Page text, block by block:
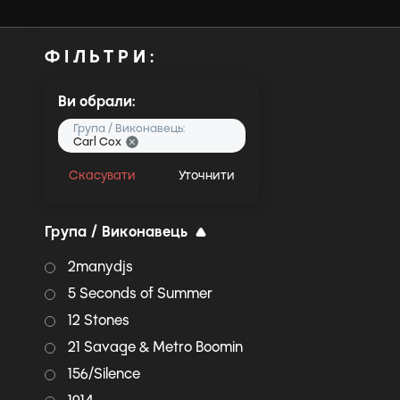
ФІЛЬТРИ:
Ви обрали:
Група / Виконавець:
Carl Cox
Скасувати Уточнити
Група / Виконавець
2manydjs
5 Seconds of Summer
12 Stones
21 Savage & Metro Boomin
156/Silence